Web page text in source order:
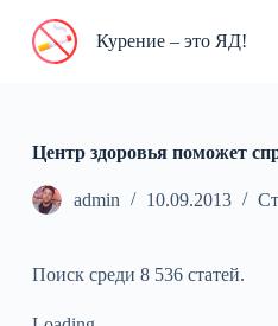
П
и
Курение – это ЯД!
Центр здоровья поможет
admin 10.09.2013
Поиск среди 8 536 статей.